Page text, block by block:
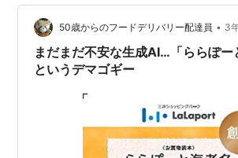
ね😅 今はこの世が変化しないことはな
50歳からのフードデリバリー配達員 • 3
まだまだ不安な生成AI…「ららぽー
というデマゴギー